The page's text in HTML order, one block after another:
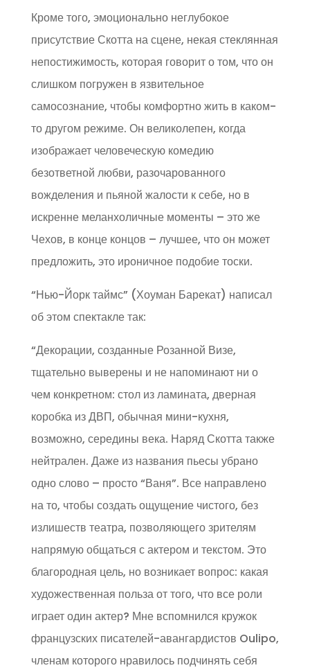
Кроме того, эмоционально неглубокое
присутствие Скотта на сцене, некая стеклянная
непостижимость, которая говорит о том, что он
слишком погружен в язвительное
самосознание, чтобы комфортно жить в каком-
то другом режиме. Он великолепен, когда
изображает человеческую комедию
безответной любви, разочарованного
вожделения и пьяной жалости к себе, но в
искренне меланхоличные моменты – это же
Чехов, в конце концов – лучшее, что он может
предложить, это ироничное подобие тоски.
“Нью-Йорк таймс” (Хоуман Барекат) написал
об этом спектакле так:
“Декорации, созданные Розанной Визе,
тщательно выверены и не напоминают ни о
чем конкретном: стол из ламината, дверная
коробка из ДВП, обычная мини-кухня,
возможно, середины века. Наряд Скотта также
нейтрален. Даже из названия пьесы убрано
одно слово – просто “Ваня”. Все направлено
на то, чтобы создать ощущение чистого, без
излишеств театра, позволяющего зрителям
напрямую общаться с актером и текстом. Это
благородная цель, но возникает вопрос: какая
художественная польза от того, что все роли
играет один актер? Мне вспомнился кружок
французских писателей-авангардистов Oulipo,
членам которого нравилось подчинять себя